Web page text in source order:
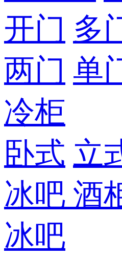
开门 多
两门 单
冷柜
卧式 立
冰吧 酒
冰吧